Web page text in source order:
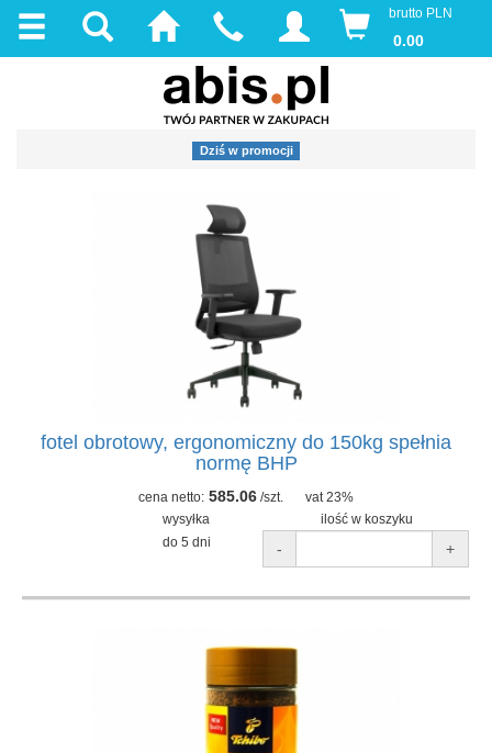
brutto PLN
0.00
Dziś w promocji
fotel obrotowy, ergonomiczny do 150kg spełnia
normę BHP
cena netto: 585.06 /szt.
vat 23%
wysyłka
ilość w koszyku
do 5 dni
- +